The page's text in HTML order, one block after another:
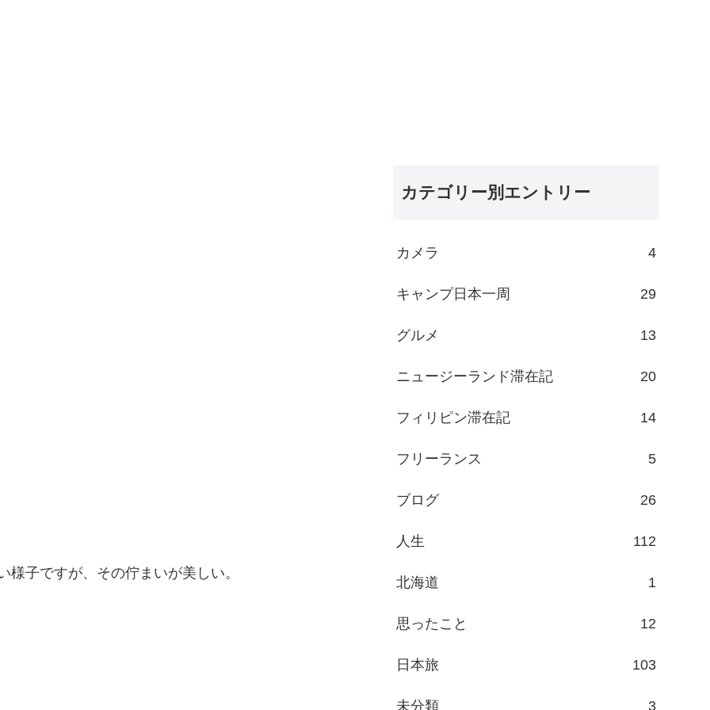
子ですが、その佇まいが美しい。
カテゴリー別エントリー
カメラ 4
キャンプ日本一周 29
グルメ 13
ニュージーランド滞在記 20
フィリピン滞在記 14
フリーランス 5
ブログ 26
人生 112
北海道 1
思ったこと 12
日本旅 103
未分類 3